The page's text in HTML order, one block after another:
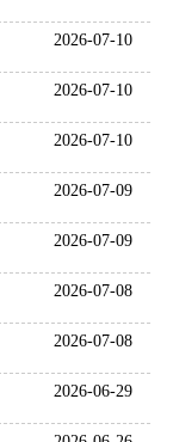
2026-07-10
2026-07-10
2026-07-10
2026-07-09
2026-07-09
2026-07-08
2026-07-08
2026-06-29